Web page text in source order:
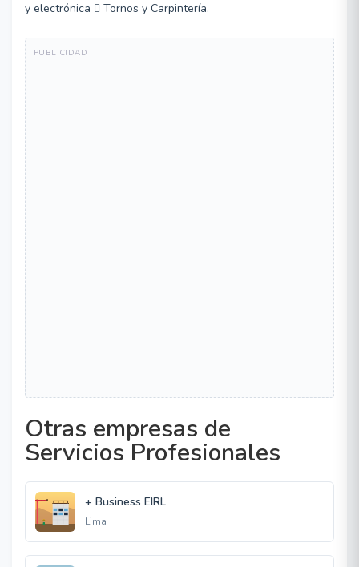
y electrónica  Tornos y Carpintería.
Otras empresas de
Servicios Profesionales
+ Business EIRL
Lima